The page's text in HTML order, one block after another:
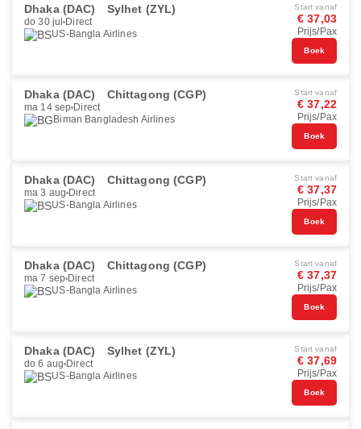
Dhaka (DAC) Sylhet (ZYL)
do 30 jul Direct
US-Bangla Airlines
Start vanaf
€ 37,03
Prijs/Pax
Boek
Dhaka (DAC) Chittagong (CGP)
ma 14 sep Direct
Biman Bangladesh Airlines
Start vanaf
€ 37,22
Prijs/Pax
Boek
Dhaka (DAC) Chittagong (CGP)
ma 3 aug Direct
US-Bangla Airlines
Start vanaf
€ 37,37
Prijs/Pax
Boek
Dhaka (DAC) Chittagong (CGP)
ma 7 sep Direct
US-Bangla Airlines
Start vanaf
€ 37,37
Prijs/Pax
Boek
Dhaka (DAC) Sylhet (ZYL)
do 6 aug Direct
US-Bangla Airlines
Start vanaf
€ 37,69
Prijs/Pax
Boek